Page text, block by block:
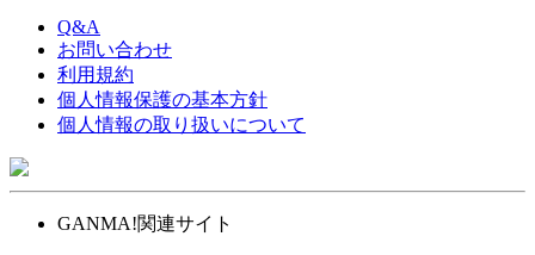
Q&A
お問い合わせ
利用規約
個人情報保護の基本方針
個人情報の取り扱いについて
GANMA!関連サイト